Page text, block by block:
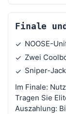
Finale
✓ NOOSE-
✓ Zwei
✓ Sniper-
Im Finale:
Tragen Sie
Auszahlung: